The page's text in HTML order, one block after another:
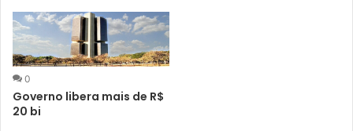
0
Governo libera mais de R$
20 bi